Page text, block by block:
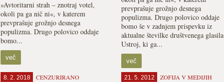
»Avtoritarni strah – znotraj votel,
okoli pa ga nič ni«, v katerem
prevprašuje grožnjo desnega
populizma. Drugo polovico oddaje
bomo...
več
prevprašuje grožnjo desnega
populizma. Drugo polovico oddaje
bomo še v zadnjem prispevku iz
aktualne številke društvenega glasila
Ustroj, ki ga...
več
8. 2. 2018 CENZURIRANO 21. 5. 2012 ZOFIJA V MEDIJIH